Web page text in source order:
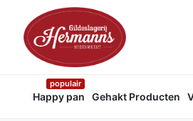
Happy pan
populair
Gehakt Producten